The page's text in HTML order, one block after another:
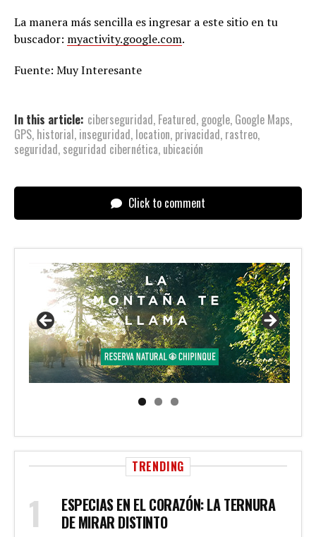
La manera más sencilla es ingresar a este sitio en tu
buscador: myactivity.google.com.
Fuente: Muy Interesante
In this article: ciberseguridad, Featured, google, Google Maps,
GPS, historial, inseguridad, location, privacidad, rastreo,
seguridad, seguridad cibernética, ubicación
Click to comment
TRENDING
ESPECIAS EN EL CORAZÓN: LA TERNURA
DE MIRAR DISTINTO